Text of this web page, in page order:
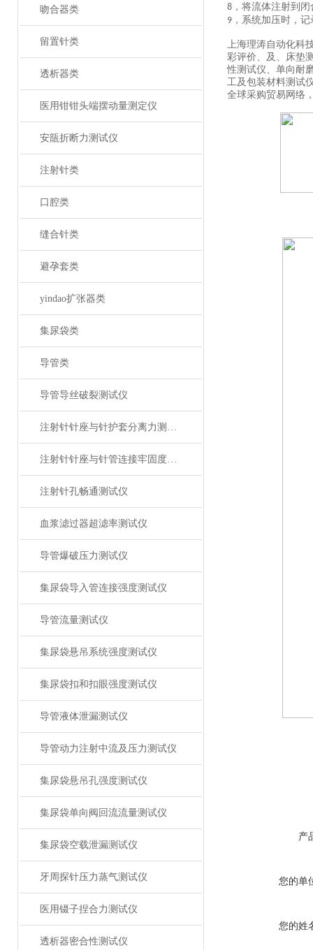
吻合器类
留置针类
透析器类
医用钳钳头端摆动量测定仪
安瓿折断力测试仪
注射针类
口腔类
缝合针类
避孕套类
yindao扩张器类
集尿袋类
导管类
导管导丝破裂测试仪
注射针针座与针护套分离力测试仪
注射针针座与针管连接牢固度测试仪
注射针孔畅通测试仪
血浆滤过器超滤率测试仪
导管爆破压力测试仪
集尿袋导入管连接强度测试仪
导管流量测试仪
集尿袋悬吊系统强度测试仪
集尿袋扣和扣眼强度测试仪
导管液体泄漏测试仪
导管动力注射中流及压力测试仪
集尿袋悬吊孔强度测试仪
集尿袋单向阀回流流量测试仪
集尿袋空载泄漏测试仪
牙周探针压力蒸气测试仪
医用镊子捏合力测试仪
透析器密合性测试仪
8 ， 将流体注射到
9 ， 系统加压时，
上海理涛自动化科
彩评价、及、床垫
性测试仪、单向耐
工及包装材料测试
全球采购贸易网络
产
您的单
您的姓